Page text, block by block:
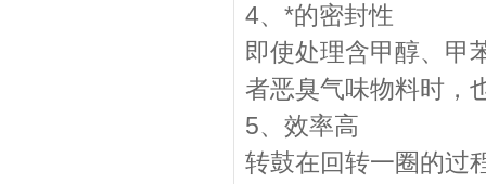
4、*的密封性
即使处理含甲醇、甲
者恶臭气味物料时，
5、效率高
转鼓在回转一圈的过